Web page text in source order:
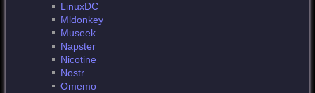
LinuxDC
Mldonkey
Museek
Napster
Nicotine
Nostr
Omemo